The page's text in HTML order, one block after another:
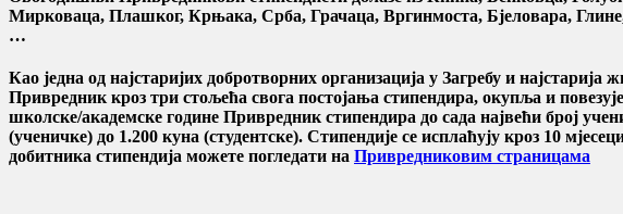
Мирковаца, Плашког, Крњака, Срба, Грачаца, Вргинмоста, Бјеловара,
…
Као једна од најстаријих добротворних организација у Загребу и
Привредник кроз три стољећа свога постојања стипендира, окупља и
школске/академске године Привредник стипендира до сада највећи број
(ученичке) до 1.200 куна (студентске). Стипендије се исплаћују кроз 10
добитника стипендија можете погледати на Привредниковим страницама